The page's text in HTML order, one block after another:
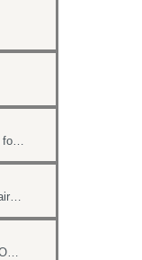
Modifier le montant total à payer dans un formulaire
Rajouter un montant libre dans un formulaire avec paiement
Gestion du numéro de télécollecte PAYBOX des paiements par CB